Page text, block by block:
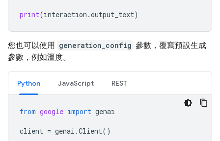
print(interaction .output_text)
您也可以使用 generation_config 參數，覆寫預設生成
參數，例如溫度。
Python JavaScript REST
from google import genai
client = genai .Client()